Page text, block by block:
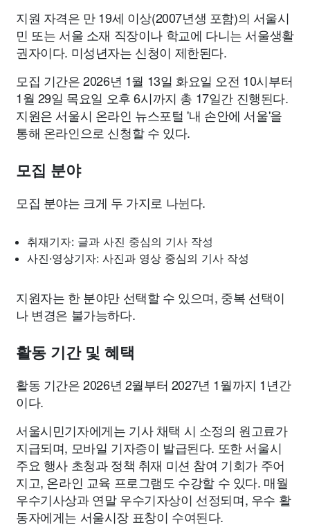
지원 자격은 만 19세 이상(2007년생 포함)의 서울시
민 또는 서울 소재 직장이나 학교에 다니는 서울생활
권자이다. 미성년자는 신청이 제한된다.
모집 기간은 2026년 1월 13일 화요일 오전 10시부터
1월 29일 목요일 오후 6시까지 총 17일간 진행된다.
지원은 서울시 온라인 뉴스포털 '내 손안에 서울'을
통해 온라인으로 신청할 수 있다.
모집 분야
모집 분야는 크게 두 가지로 나뉜다.
취재기자: 글과 사진 중심의 기사 작성
사진·영상기자: 사진과 영상 중심의 기사 작성
지원자는 한 분야만 선택할 수 있으며, 중복 선택이
나 변경은 불가능하다.
활동 기간 및 혜택
활동 기간은 2026년 2월부터 2027년 1월까지 1년간
이다.
서울시민기자에게는 기사 채택 시 소정의 원고료가
지급되며, 모바일 기자증이 발급된다. 또한 서울시
주요 행사 초청과 정책 취재 미션 참여 기회가 주어
지고, 온라인 교육 프로그램도 수강할 수 있다. 매월
우수기사상과 연말 우수기자상이 선정되며, 우수 활
동자에게는 서울시장 표창이 수여된다.